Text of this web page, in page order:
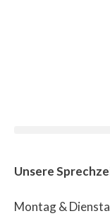
Unsere
Montag &